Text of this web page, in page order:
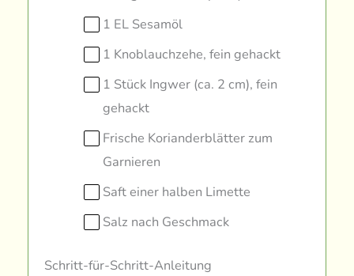
1 EL Sesamöl
1 Knoblauchzehe, fein gehackt
1 Stück Ingwer (ca. 2 cm), fein
gehackt
Frische Korianderblätter zum
Garnieren
Saft einer halben Limette
Salz nach Geschmack
Schritt-für-Schritt-Anleitung